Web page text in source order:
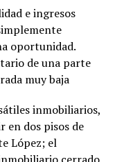
e ingresos
oportunidad.
de una parte
muy baja
inmobiliarios,
en dos pisos de
López; el